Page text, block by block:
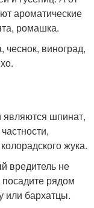
ароматические
ромашка.
чеснок, виноград,
являются шпинат,
жука.
вредитель не
рядом
или бархатцы.